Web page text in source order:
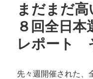
まだまだ
８回全日
レポート
先々週開催された、